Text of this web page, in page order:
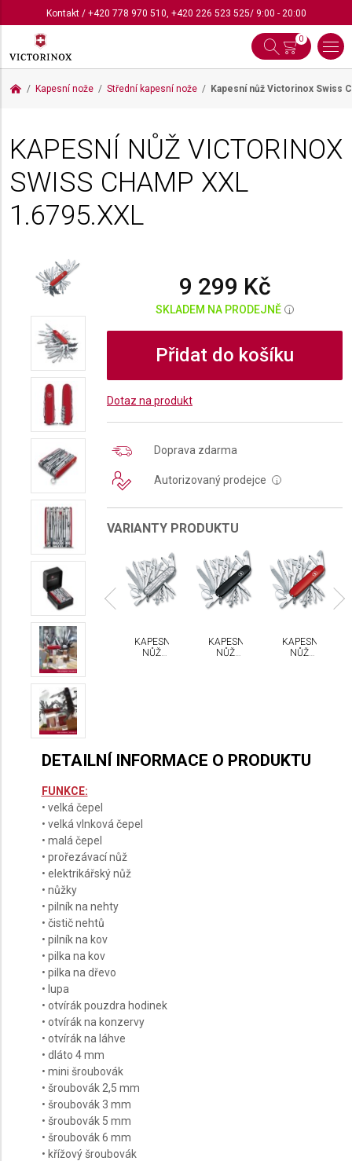
Kontakt/ +420 778 970 510, +420 226 523 525/ 9:00 - 20:00
0
Kapesní nože Střední kapesní nože Kapesní nůž Victorinox Swiss
KAPESNÍ NŮŽ VICTORINOX
SWISS CHAMP XXL
1.6795.XXL
9 299 Kč
SKLADEM NA PRODEJNĚ i
Přidat do košíku
Dotaz na produkt
Doprava zdarma
Autorizovaný prodejce i
VARIANTY PRODUKTU
KAPESNÍ
NŮŽ
VICTORINOX
SWISS
CHAMP
KAPESNÍ
NŮŽ
KAPESNÍ
NŮŽ
KAPESNÍ
NŮŽ
DETAILNÍ INFORMACE O PRODUKTU
FUNKCE:
• velká čepel
• velká vlnková čepel
• malá čepel
• prořezávací nůž
• elektrikářský nůž
• nůžky
• pilník na nehty
• čistič nehtů
• pilník na kov
• pilka na kov
• pilka na dřevo
• lupa
• otvírák pouzdra hodinek
• otvírák na konzervy
• otvírák na láhve
• dláto 4 mm
• mini šroubovák
• šroubovák 2,5 mm
• šroubovák 3 mm
• šroubovák 5 mm
• šroubovák 6 mm
• křížový šroubovák